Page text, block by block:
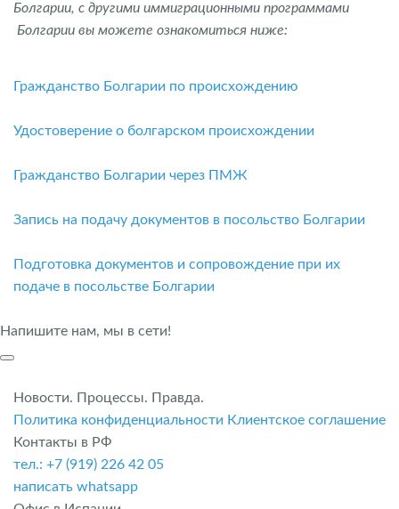
Болгарии, с другими иммиграционными программами
Болгарии вы можете ознакомиться ниже:
Гражданство Болгарии по происхождению
Удостоверение о болгарском происхождении
Гражданство Болгарии через ПМЖ
Запись на подачу документов в посольство Болгарии
Подготовка документов и сопровождение при их
подаче в посольстве Болгарии
Напишите нам, мы в сети!
Новости. Процессы. Правда.
Политика конфиденциальности Клиентское соглашение
Контакты в РФ
тел.: +7 (919) 226 42 05
написать whatsapp